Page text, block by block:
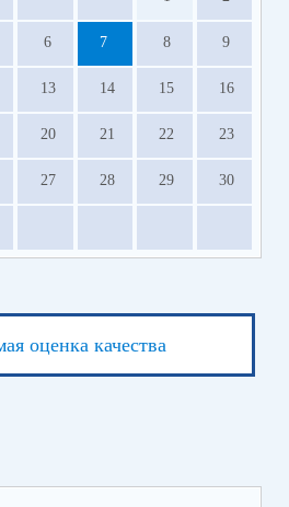
6 7 8 9
13 14 15 16
20 21 22 23
27 28 29 30
оценка качества